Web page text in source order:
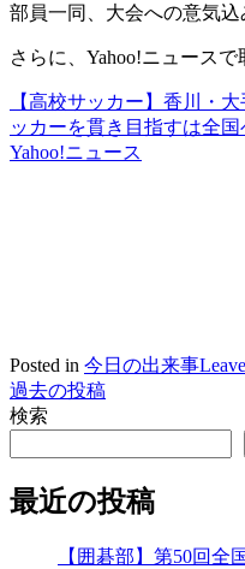
部員一同、大会への意気込
さらに、Yahoo!ニュース
【高校サッカー】香川・
ッカーを貫き目指すは全
Yahoo!ニュース
Posted in 今日の出来事
投
稿
ビ
過去の投稿
検索
最近の投稿
【囲碁部】第50回全